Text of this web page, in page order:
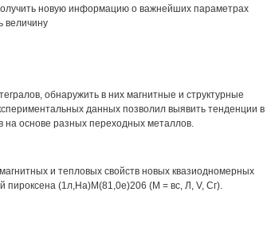
новую информацию о важнейших параметрах
величину
обнаружить в них магнитные и структурные
данных позволил выявить тенденции в
на основе разных переходных металлов.
и тепловых свойств новых квазиодномерных
пироксена (1л,На)М(81,0е)206 (М = вс, Л, V, Сг).